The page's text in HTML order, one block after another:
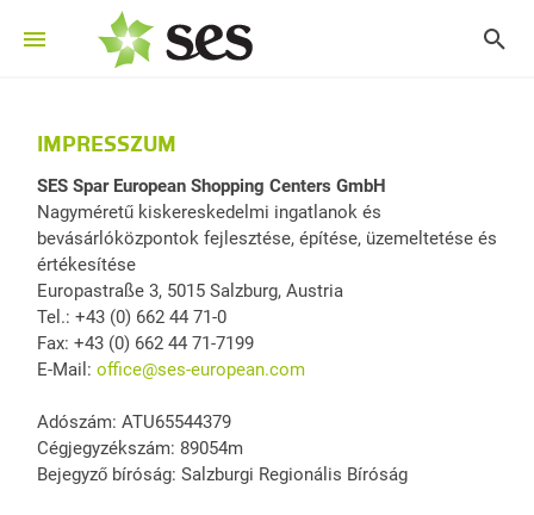
IMPRESSZUM
SES Spar European Shopping Centers GmbH
Nagyméretű kiskereskedelmi ingatlanok és
bevásárlóközpontok fejlesztése, építése, üzemeltetése és
értékesítése
Europastraße 3, 5015 Salzburg, Austria
Tel.: +43 (0) 662 44 71-0
Fax: +43 (0) 662 44 71-7199
E-Mail: office@ses-european.com
Adószám: ATU65544379
Cégjegyzékszám: 89054m
Bejegyző bíróság: Salzburgi Regionális Bíróság